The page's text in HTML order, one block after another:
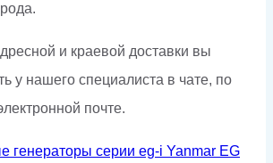
и краевой доставки вы
у нашего специалиста в чате, по
почте.
генераторы серии eg-i Yanmar EG